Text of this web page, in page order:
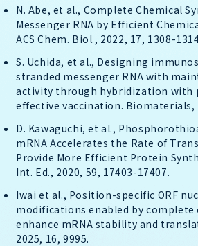
N. Abe, et al., Complete Chemical
Messenger RNA by Efficient
ACS Chem. Biol., 2022, 17, 1308-
S. Uchida, et al., Designing
stranded messenger RNA with
activity through hybridization with
effective vaccination. Biomaterials,
D. Kawaguchi, et al.,
mRNA Accelerates the Rate of
Provide More Efficient Protein
Int. Ed., 2020, 59, 17403-17407.
Iwai et al., Position-specific ORF
modifications enabled by complete
enhance mRNA stability and
2025, 16, 9995.